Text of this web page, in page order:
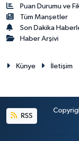
Puan Durumu ve
Tüm Manşetler
Son Dakika
Haber Arşivi
Künye İletişim
RSS